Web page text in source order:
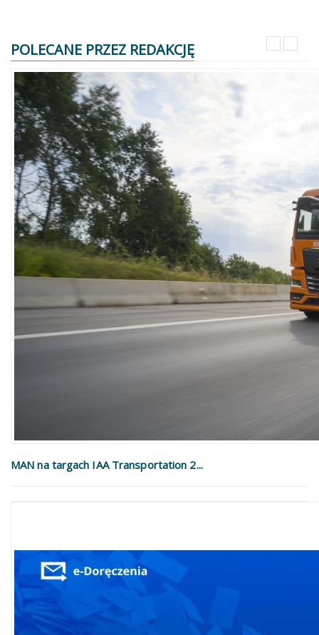
POLECANE PRZEZ REDAKCJĘ
MAN na targach IAA Transportation 2...